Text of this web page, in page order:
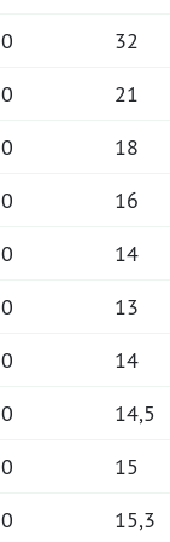
32
21
18
16
14
13
14
14,5
15
15,3